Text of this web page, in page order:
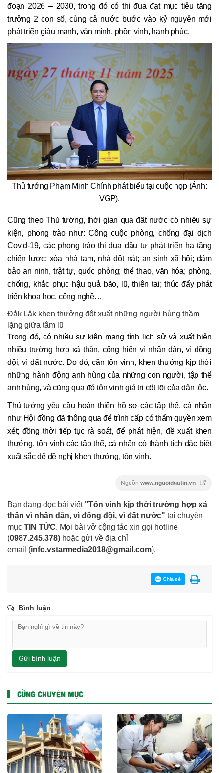
đoạn 2026 – 2030, trong đó có thi đua đạt mục tiêu tăng
trưởng 2 con số, cùng cả nước bước vào kỷ nguyên mới
phát triển giàu mạnh, văn minh, phồn vinh, hạnh phúc.
Thủ tướng Phạm Minh Chính phát biểu tại cuộc họp (Ảnh:
VGP).
Cũng theo Thủ tướng, thời gian qua đất nước có nhiều sự
kiện, phong trào như: Công cuộc phòng, chống đại dịch
Covid-19, các phong trào thi đua đầu tư phát triển hạ tầng
chiến lược; xóa nhà tạm, nhà dột nát; an sinh xã hội; đảm
bảo an ninh, trật tự, quốc phòng; thể thao, văn hóa; phòng,
chống, khắc phục hậu quả bão, lũ, thiên tai; thúc đẩy phát
triển khoa học, công nghệ…
Đắk Lắk khen thưởng đột xuất những người hùng thầm
lặng giữa tâm lũ
Trong đó, có nhiều sự kiện mang tính lịch sử và xuất hiện
nhiều trường hợp xả thân, cống hiến vì nhân dân, vì đồng
đội, vì đất nước. Do đó, cần tôn vinh, khen thưởng kịp thời
những hành động anh hùng của những con người, tập thể
anh hùng, và cũng qua đó tôn vinh giá trị cốt lõi của dân tộc.
Thủ tướng yêu cầu hoàn thiện hồ sơ các tập thể, cá nhân
như Hội đồng đã thông qua để trình cấp có thẩm quyền xem
xét; đồng thời tiếp tục rà soát, để phát hiện, đề xuất khen
thưởng, tôn vinh các tập thể, cá nhân có thành tích đặc biệt
xuất sắc để đề nghị khen thưởng, tôn vinh.
Nguồn www.nguoiduatin.vn
Bạn đang đọc bài viết "Tôn vinh kịp thời trường hợp xả
thân vì nhân dân, vì đồng đội, vì đất nước" tại chuyên
mục TIN TỨC. Mọi bài vở cộng tác xin gọi hotline
(0987.245.378) hoặc gửi về địa chỉ
email (info.vstarmedia2018@gmail.com).
Chia sẻ
Bình luận
Gửi bình luận
CÙNG CHUYÊN MỤC